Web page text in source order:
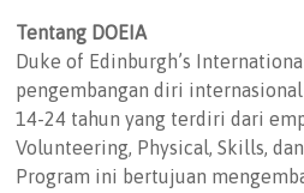
Tentang DOEIA
Duke of Edinburgh’s
pengembangan diri
14-24 tahun yang terdiri dari
Volunteering, Physical, Skills,
Program ini bertujuan